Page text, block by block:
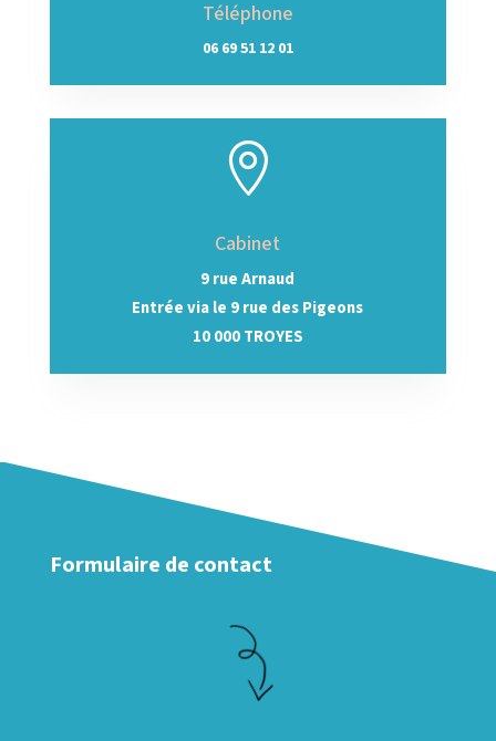
Téléphone
06 69 51 12 01

Cabinet
9 rue Arnaud
Entrée via le 9 rue des Pigeons
10 000 TROYES
Formulaire de contact